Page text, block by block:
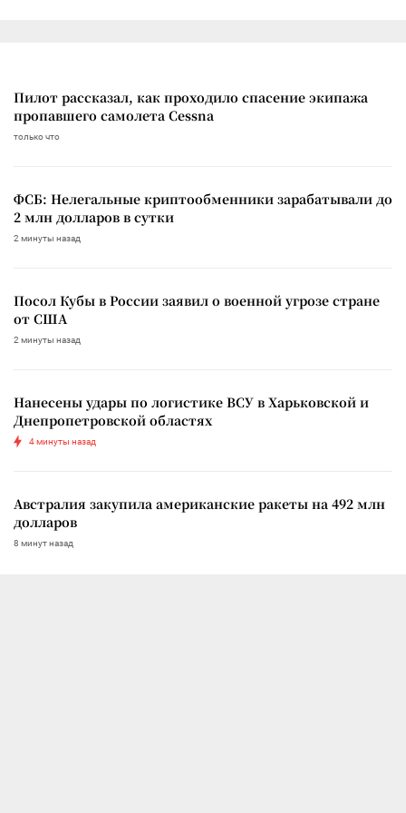
Пилот рассказал, как проходило спасение экипажа
пропавшего самолета Cessna
только что
ФСБ: Нелегальные криптообменники зарабатывали до
2 млн долларов в сутки
2 минуты назад
Посол Кубы в России заявил о военной угрозе стране
от США
2 минуты назад
Нанесены удары по логистике ВСУ в Харьковской и
Днепропетровской областях
4 минуты назад
Австралия закупила американские ракеты на 492 млн
долларов
8 минут назад